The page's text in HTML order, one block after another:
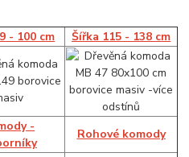
- 100 cm Šířka 115 - 138 cm
-
Rohové komody